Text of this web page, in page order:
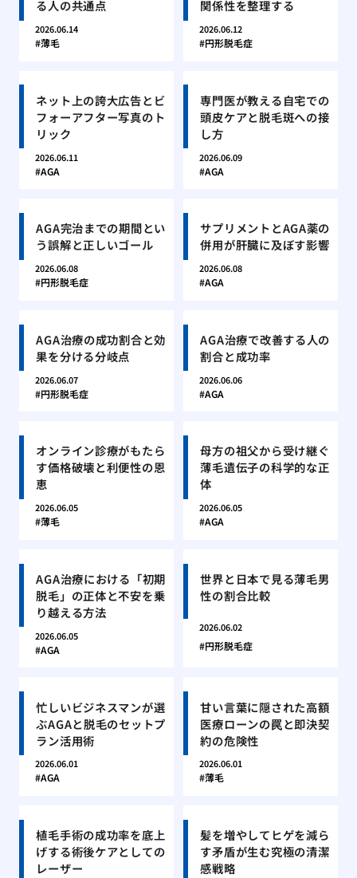
る人の共通点
2026.06.14
薄毛
関係性を整理する
2026.06.12
円形脱毛症
ネット上の誇大広告とビ
フォーアフター写真のト
リック
2026.06.11
AGA
専門医が教える自宅での
頭皮ケアと脱毛斑への接
し方
2026.06.09
AGA
AGA完治までの期間とい
う誤解と正しいゴール
2026.06.08
円形脱毛症
サプリメントとAGA薬の
併用が肝臓に及ぼす影響
2026.06.08
AGA
AGA治療の成功割合と効
果を分ける分岐点
2026.06.07
円形脱毛症
AGA治療で改善する人の
割合と成功率
2026.06.06
AGA
オンライン診療がもたら
す価格破壊と利便性の恩
恵
2026.06.05
薄毛
母方の祖父から受け継ぐ
薄毛遺伝子の科学的な正
体
2026.06.05
AGA
AGA治療における「初期
脱毛」の正体と不安を乗
り越える方法
2026.06.05
AGA
世界と日本で見る薄毛男
性の割合比較
2026.06.02
円形脱毛症
忙しいビジネスマンが選
ぶAGAと脱毛のセットプ
ラン活用術
2026.06.01
AGA
甘い言葉に隠された高額
医療ローンの罠と即決契
約の危険性
2026.06.01
薄毛
植毛手術の成功率を底上
げする術後ケアとしての
レーザー
髪を増やしてヒゲを減ら
す矛盾が生む究極の清潔
感戦略